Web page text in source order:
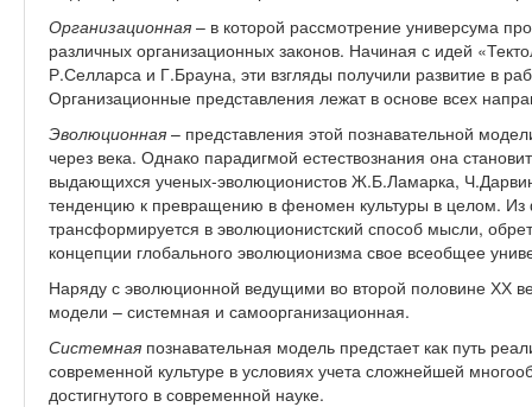
Организационная – в которой рассмотрение универсума
различных организационных законов. Начиная с идей
Р.Селларса и Г.Брауна, эти взгляды получили развитие в
Организационные представления лежат в основе всех
Эволюционная – представления этой познавательной
через века. Однако парадигмой естествознания она
выдающихся ученых-эволюционистов Ж.Б.Ламарка,
тенденцию к превращению в феномен культуры в целом.
трансформируется в эволюционистский способ мысли,
концепции глобального эволюционизма свое всеобщее
Наряду с эволюционной ведущими во второй половине ХХ
модели – системная и самоорганизационная.
Системная познавательная модель предстает как путь
современной культуре в условиях учета сложнейшей
достигнутого в современной науке.